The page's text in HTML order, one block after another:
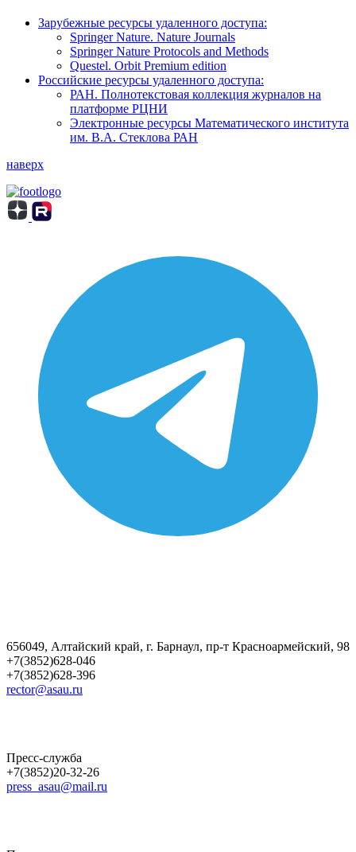
Зарубежные ресурсы удаленного доступа:
Springer Nature. Nature Journals
Springer Nature Protocols and Methods
Questel. Orbit Premium edition
Российские ресурсы удаленного доступа:
РАН. Полнотекстовая коллекция журналов на
платформе РЦНИ
Электронные ресурсы Математического института
им. В.А. Стеклова РАН
наверх
656049, Алтайский край, г. Барнаул, пр-т Красноармейский, 98
+7(3852)628-046
+7(3852)628-396
rector@asau.ru
Пресс-служба
+7(3852)20-32-26
press_asau@mail.ru